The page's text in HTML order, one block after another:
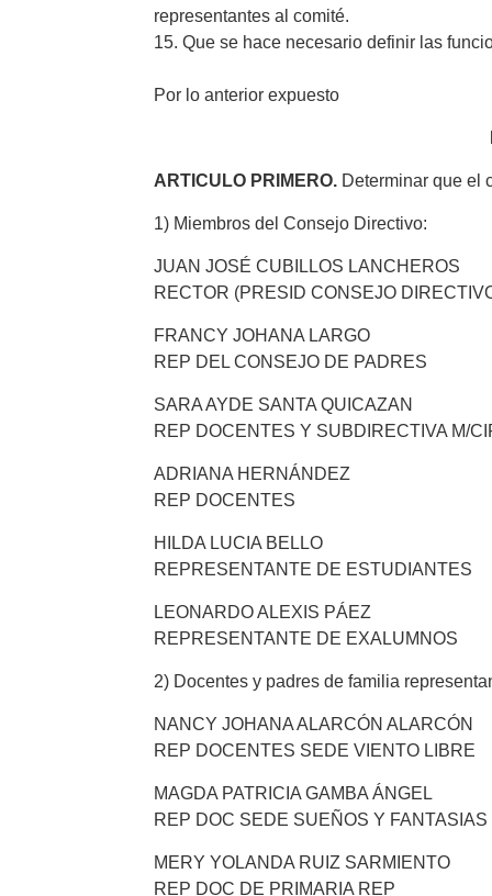
representantes al comité.
15. Que se hace necesario definir las
Por lo anterior expuesto
ARTICULO PRIMERO. Determinar que el
1) Miembros del Consejo Directivo:
JUAN JOSÉ CUBILLOS LANCHEROS
RECTOR (PRESID CONSEJO
FRANCY JOHANA LARGO
REP DEL CONSEJO DE PADRES
SARA AYDE SANTA QUICAZAN
REP DOCENTES Y SUBDIRECTIVA M/
ADRIANA HERNÁNDEZ
REP DOCENTES
HILDA LUCIA BELLO
REPRESENTANTE DE ESTUDIANTES
LEONARDO ALEXIS PÁEZ
REPRESENTANTE DE EXALUMNOS
2) Docentes y padres de familia
NANCY JOHANA ALARCÓN ALARCÓN
REP DOCENTES SEDE VIENTO LIBRE
MAGDA PATRICIA GAMBA ÁNGEL
REP DOC SEDE SUEÑOS Y FANTASIAS
MERY YOLANDA RUIZ SARMIENTO
REP DOC DE PRIMARIA REP